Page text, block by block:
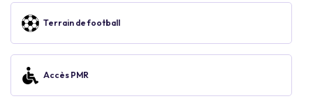
Terrain de football
Accès PMR